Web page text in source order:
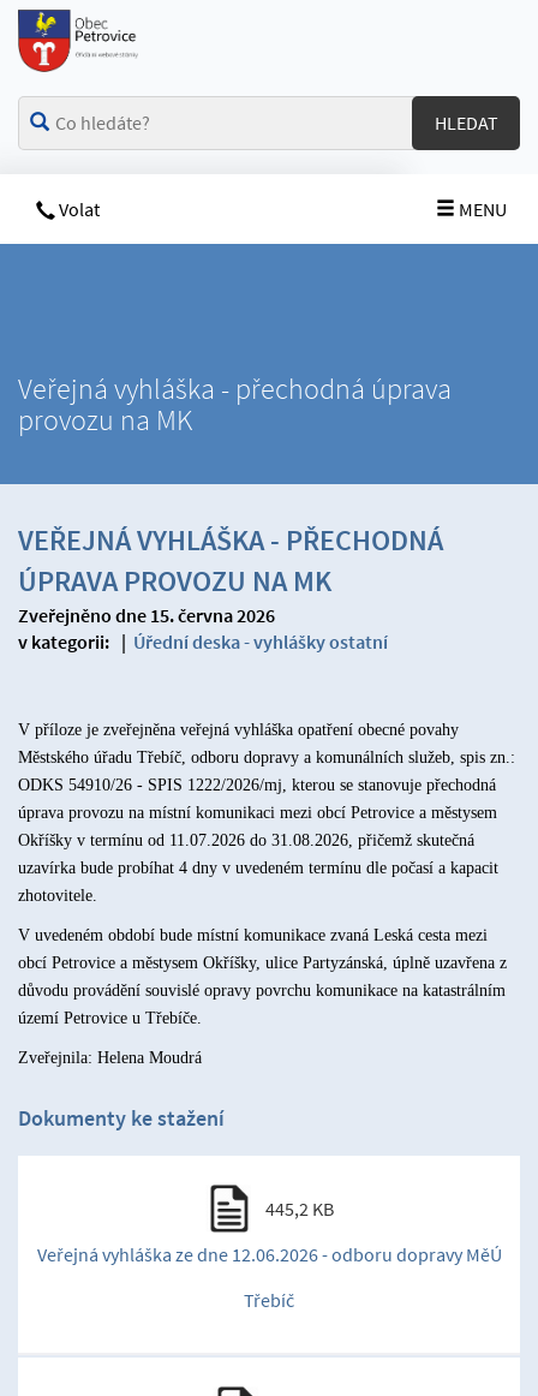
HLEDAT
MENU
Volat
Veřejná vyhláška - přechodná úprava
provozu na MK
VEŘEJNÁ VYHLÁŠKA - PŘECHODNÁ
ÚPRAVA PROVOZU NA MK
Zveřejněno dne 15. června 2026
v kategorii: | Úřední deska - vyhlášky ostatní
V příloze je zveřejněna veřejná vyhláška opatření obecné povahy
Městského úřadu Třebíč, odboru dopravy a komunálních služeb, spis zn.:
ODKS 54910/26 - SPIS 1222/2026/mj, kterou se stanovuje přechodná
úprava provozu na místní komunikaci mezi obcí Petrovice a městysem
Okříšky v termínu od 11.07.2026 do 31.08.2026, přičemž skutečná
uzavírka bude probíhat 4 dny v uvedeném termínu dle počasí a kapacit
zhotovitele.
V uvedeném období bude místní komunikace zvaná Leská cesta mezi
obcí Petrovice a městysem Okříšky, ulice Partyzánská, úplně uzavřena z
důvodu provádění souvislé opravy povrchu komunikace na katastrálním
území Petrovice u Třebíče.
Zveřejnila: Helena Moudrá
Dokumenty ke stažení
445,2 KB
Veřejná vyhláška ze dne 12.06.2026 - odboru dopravy MěÚ
Třebíč